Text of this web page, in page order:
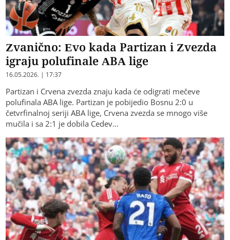
Zvanično: Evo kada Partizan i Zvezda
igraju polufinale ABA lige
16.05.2026. | 17:37
Partizan i Crvena zvezda znaju kada će odigrati mečeve
polufinala ABA lige. Partizan je pobijedio Bosnu 2:0 u
četvrfinalnoj seriji ABA lige, Crvena zvezda se mnogo više
mučila i sa 2:1 je dobila Cedev…